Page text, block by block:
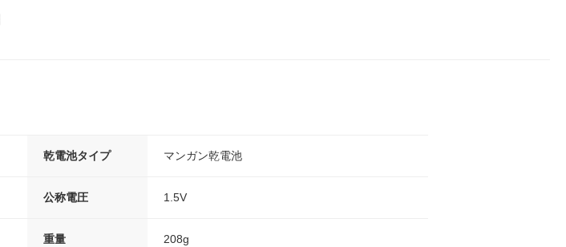
乾電池タイプ マンガン乾電池
公称電圧 1.5V
重量 208g